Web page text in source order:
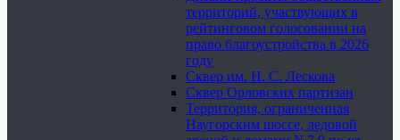
территорий, участвующих в
рейтинговом голосовании на
право благоустройства в 2026
году
Сквер им. Н. С. Лескова
Сквер Орловских партизан
Территория, ограниченная
Наугорским шоссе, ледовой